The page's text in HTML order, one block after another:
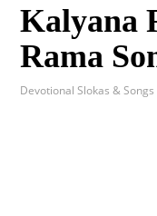
Kalyana
Rama
Devotional Slokas & Songs